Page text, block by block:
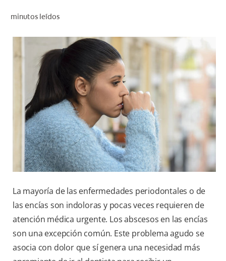
PARA PROFESIONALES
SUSCRIBITE
minutos leídos
La mayoría de las enfermedades periodontales o de
las encías son indoloras y pocas veces requieren de
atención médica urgente. Los abscesos en las encías
son una excepción común. Este problema agudo se
asocia con dolor que sí genera una necesidad más